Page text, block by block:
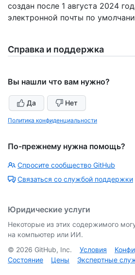
создан после 1 августа 2024
электронной почты по
Справка и поддержка
Вы нашли что вам нужно?
Да Нет
Политика конфиденциальности
По-прежнему нужна помощь?
Спросите сообщество GitHub
Связаться со службой поддержки
Юридические услуги
Некоторые из этих содержимого
на компьютер или ИИ.
© 2026 GitHub, Inc. Условия
Состояние
Цены Экспертные